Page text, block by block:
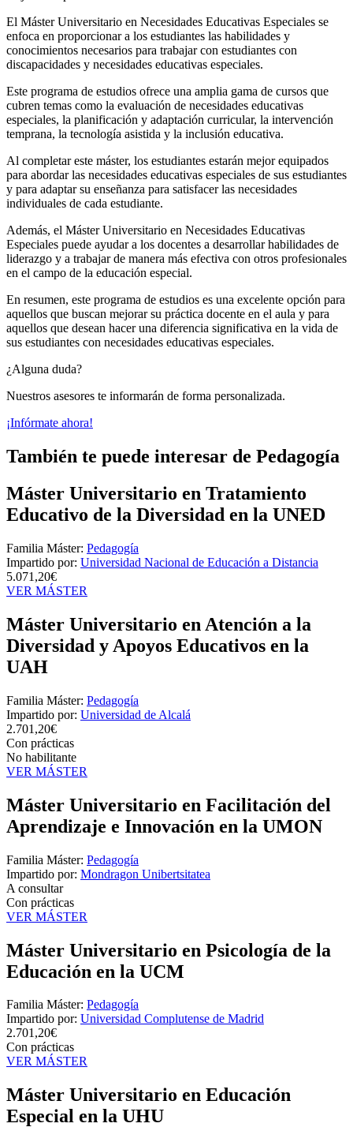
El Máster Universitario en Necesidades Educativas Especiales se
enfoca en proporcionar a los estudiantes las habilidades y
conocimientos necesarios para trabajar con estudiantes con
discapacidades y necesidades educativas especiales.
Este programa de estudios ofrece una amplia gama de cursos que
cubren temas como la evaluación de necesidades educativas
especiales, la planificación y adaptación curricular, la intervención
temprana, la tecnología asistida y la inclusión educativa.
Al completar este máster, los estudiantes estarán mejor equipados
para abordar las necesidades educativas especiales de sus estudiantes
y para adaptar su enseñanza para satisfacer las necesidades
individuales de cada estudiante.
Además, el Máster Universitario en Necesidades Educativas
Especiales puede ayudar a los docentes a desarrollar habilidades de
liderazgo y a trabajar de manera más efectiva con otros profesionales
en el campo de la educación especial.
En resumen, este programa de estudios es una excelente opción para
aquellos que buscan mejorar su práctica docente en el aula y para
aquellos que desean hacer una diferencia significativa en la vida de
sus estudiantes con necesidades educativas especiales.
¿Alguna duda?
Nuestros asesores te informarán de forma personalizada.
¡Infórmate ahora!
También te puede interesar de Pedagogía
Máster Universitario en Tratamiento
Educativo de la Diversidad en la UNED
Familia Máster: Pedagogía
Impartido por: Universidad Nacional de Educación a Distancia
5.071,20€
VER MÁSTER
Máster Universitario en Atención a la
Diversidad y Apoyos Educativos en la
UAH
Familia Máster: Pedagogía
Impartido por: Universidad de Alcalá
2.701,20€
Con prácticas
No habilitante
VER MÁSTER
Máster Universitario en Facilitación del
Aprendizaje e Innovación en la UMON
Familia Máster: Pedagogía
Impartido por: Mondragon Unibertsitatea
A consultar
Con prácticas
VER MÁSTER
Máster Universitario en Psicología de la
Educación en la UCM
Familia Máster: Pedagogía
Impartido por: Universidad Complutense de Madrid
2.701,20€
Con prácticas
VER MÁSTER
Máster Universitario en Educación
Especial en la UHU